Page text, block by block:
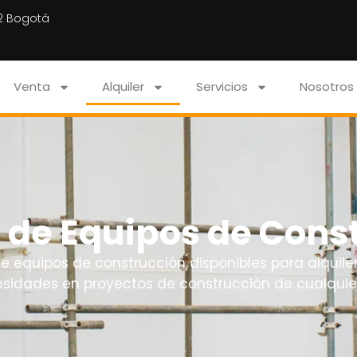
Bogotá
Venta Alquiler Servicios Nosotros
Equipos de
equipos de construcción disponibles para
en proyectos de construcción de